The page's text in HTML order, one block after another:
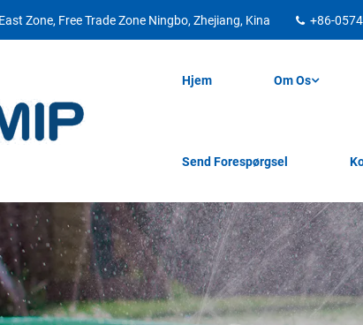
Zone, Free Trade Zone Ningbo, Zhejiang, Kina +86-
Hjem Om Os
Send Forespørgsel